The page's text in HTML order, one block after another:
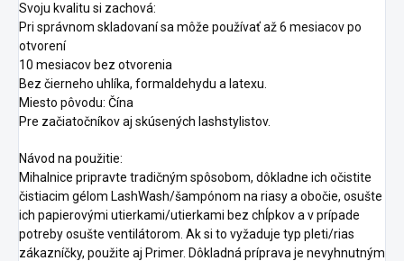
Svoju kvalitu si zachová:
Pri správnom skladovaní sa môže používať až 6 mesiacov po
otvorení
10 mesiacov bez otvorenia
Bez čierneho uhlíka, formaldehydu a latexu.
Miesto pôvodu: Čína
Pre začiatočníkov aj skúsených lashstylistov.
Návod na použitie:
Mihalnice pripravte tradičným spôsobom, dôkladne ich očistite
čistiacim gélom LashWash/šampónom na riasy a obočie, osušte
ich papierovými utierkami/utierkami bez chĺpkov a v prípade
potreby osušte ventilátorom. Ak si to vyžaduje typ pleti/rias
zákazníčky, použite aj Primer. Dôkladná príprava je nevyhnutným